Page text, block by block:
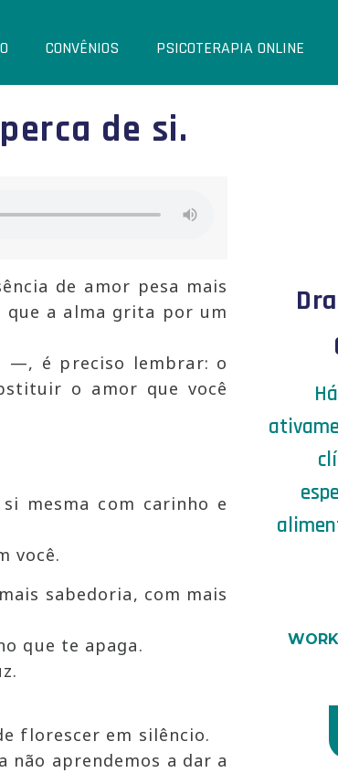
CONVÊNIOS PSICOTERAPIA ONLINE
de si.
de amor pesa mais
que a alma grita por um
—, é preciso lembrar: o
o amor que você
mesma com carinho e
você.
sabedoria, com mais
que te apaga.
florescer em silêncio.
não aprendemos a dar a